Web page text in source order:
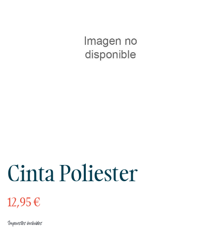
Cinta Poliester
12,95 €
Impuestos incluidos